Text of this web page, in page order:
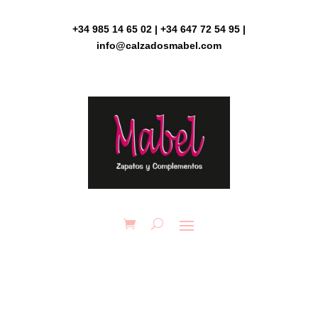
+34 985 14 65 02 | +34 647 72 54 95 |
info@calzadosmabel.com